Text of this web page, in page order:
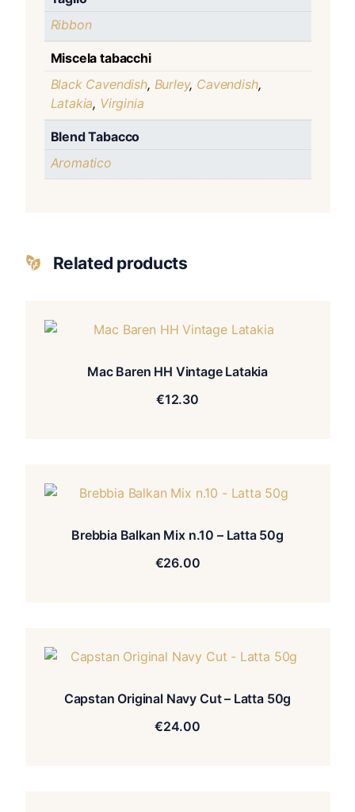
Ribbon
Miscela tabacchi
Black Cavendish, Burley, Cavendish,
Latakia, Virginia
Blend Tabacco
Aromatico
Related products
Mac Baren HH Vintage Latakia
€12.30
Brebbia Balkan Mix n.10 – Latta 50g
€26.00
Capstan Original Navy Cut – Latta 50g
€24.00